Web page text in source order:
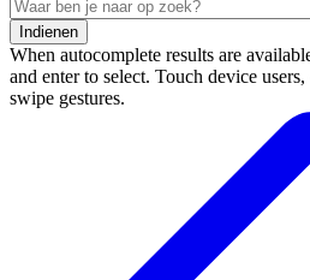
Indienen
When autocomplete results are
and enter to select. Touch device
swipe gestures.